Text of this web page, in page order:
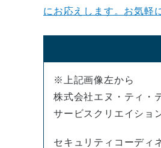
にお応えします。お気軽
※上記画像左から
株式会社エヌ・ティ・
サービスクリエイショ
セキュリティコーディ